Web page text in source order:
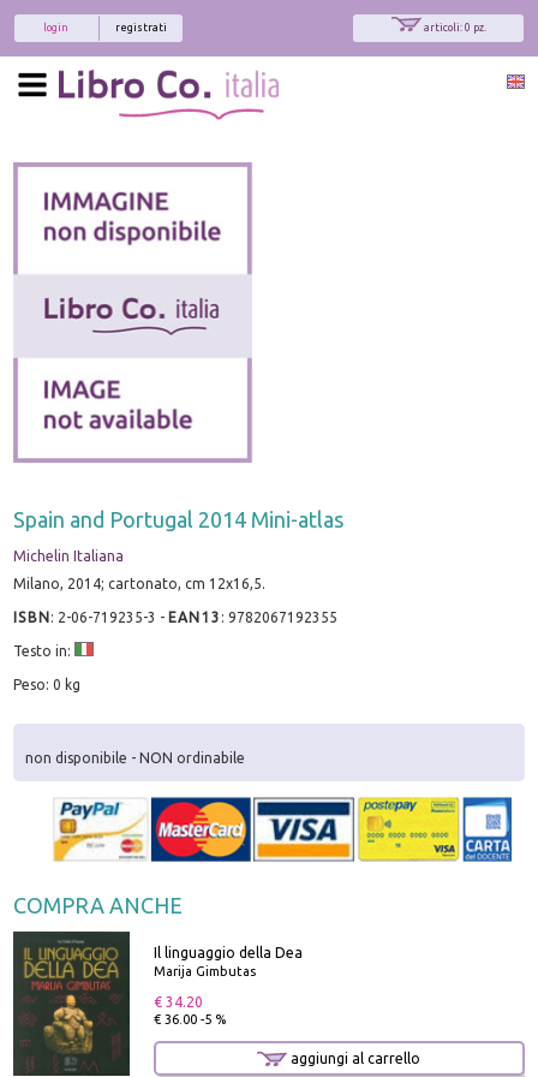
articoli: 0 pz.
registrati
login
Spain and Portugal 2014 Mini-atlas
Michelin Italiana
Milano, 2014; cartonato, cm 12x16,5.
ISBN: 2-06-719235-3 - EAN13 :9782067192355
Testo in:
Peso: 0 kg
non disponibile - NON ordinabile
COMPRA ANCHE
Il linguaggio della Dea
Marija Gimbutas
€ 34.20
€ 36.00 -5 %
aggiungi al carrello